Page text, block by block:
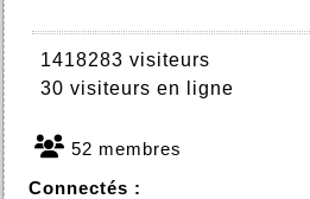
1418283 visiteurs
30 visiteurs en ligne
52 membres
Connectés :